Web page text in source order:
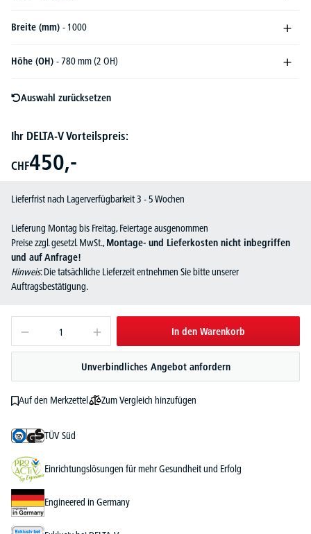
Breite (mm) - 1000
Höhe (OH) - 780 mm (2 OH)
Auswahl zurücksetzen
Ihr DELTA-V Vorteilspreis:
CHF450,-
Lieferfrist nach Lagerverfügbarkeit 3 - 5 Wochen
Lieferung Montag bis Freitag, Feiertage ausgenommen
Preise zzgl. gesetzl. MwSt.,Montage- und Lieferkosten nicht inbegriffen
und auf Anfrage!
Hinweis: Die tatsächliche Lieferzeit entnehmen Sie bitte unserer
Auftragsbestätigung.
In den Warenkorb
Unverbindliches Angebot anfordern
Auf den Merkzettel Zum Vergleich hinzufügen
TÜV Süd
Einrichtungslösungen für mehr Gesundheit und Erfolg
Engineered in Germany